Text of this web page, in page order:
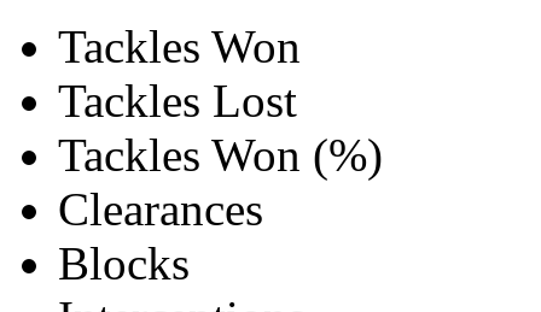
Tackles Won
Tackles Lost
Tackles Won (%)
Clearances
Blocks